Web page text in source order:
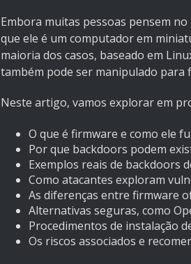
Embora muitas pessoas pensem
que ele é um computador em
maioria dos casos, baseado em
também pode ser manipulado para
Neste artigo, vamos explorar em
O que é firmware e como ele
Por que backdoors podem
Exemplos reais de backdoors
Como atacantes exploram
As diferenças entre firmware
Alternativas seguras, como
Procedimentos de instalação
Os riscos associados e